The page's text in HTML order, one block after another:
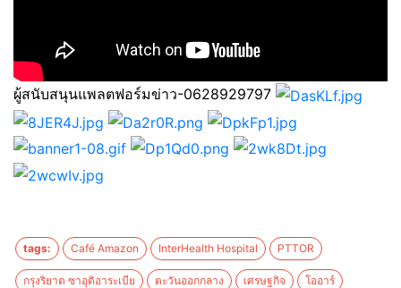
ผู้สนับสนุนแพลตฟอร์มข่าว-0628929797
tags: Café Amazon InterHealth Hospital PTTOR
กรุงริยาด ซาอุดิอาระเบีย ตะวันออกกลาง เศรษฐกิจ โออาร์